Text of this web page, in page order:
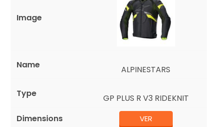
ALPINESTARS
GP PLUS R V3 RIDEKNIT
VER